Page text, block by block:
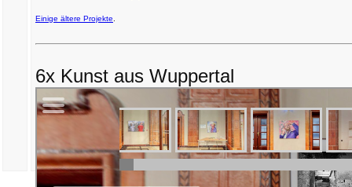
Einige ältere Projekte
6x Kunst aus Wuppertal